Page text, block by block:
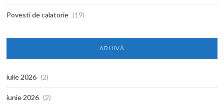
Povesti de calatorie (19)
ARHIVĂ
iulie 2026 (2)
iunie 2026 (2)